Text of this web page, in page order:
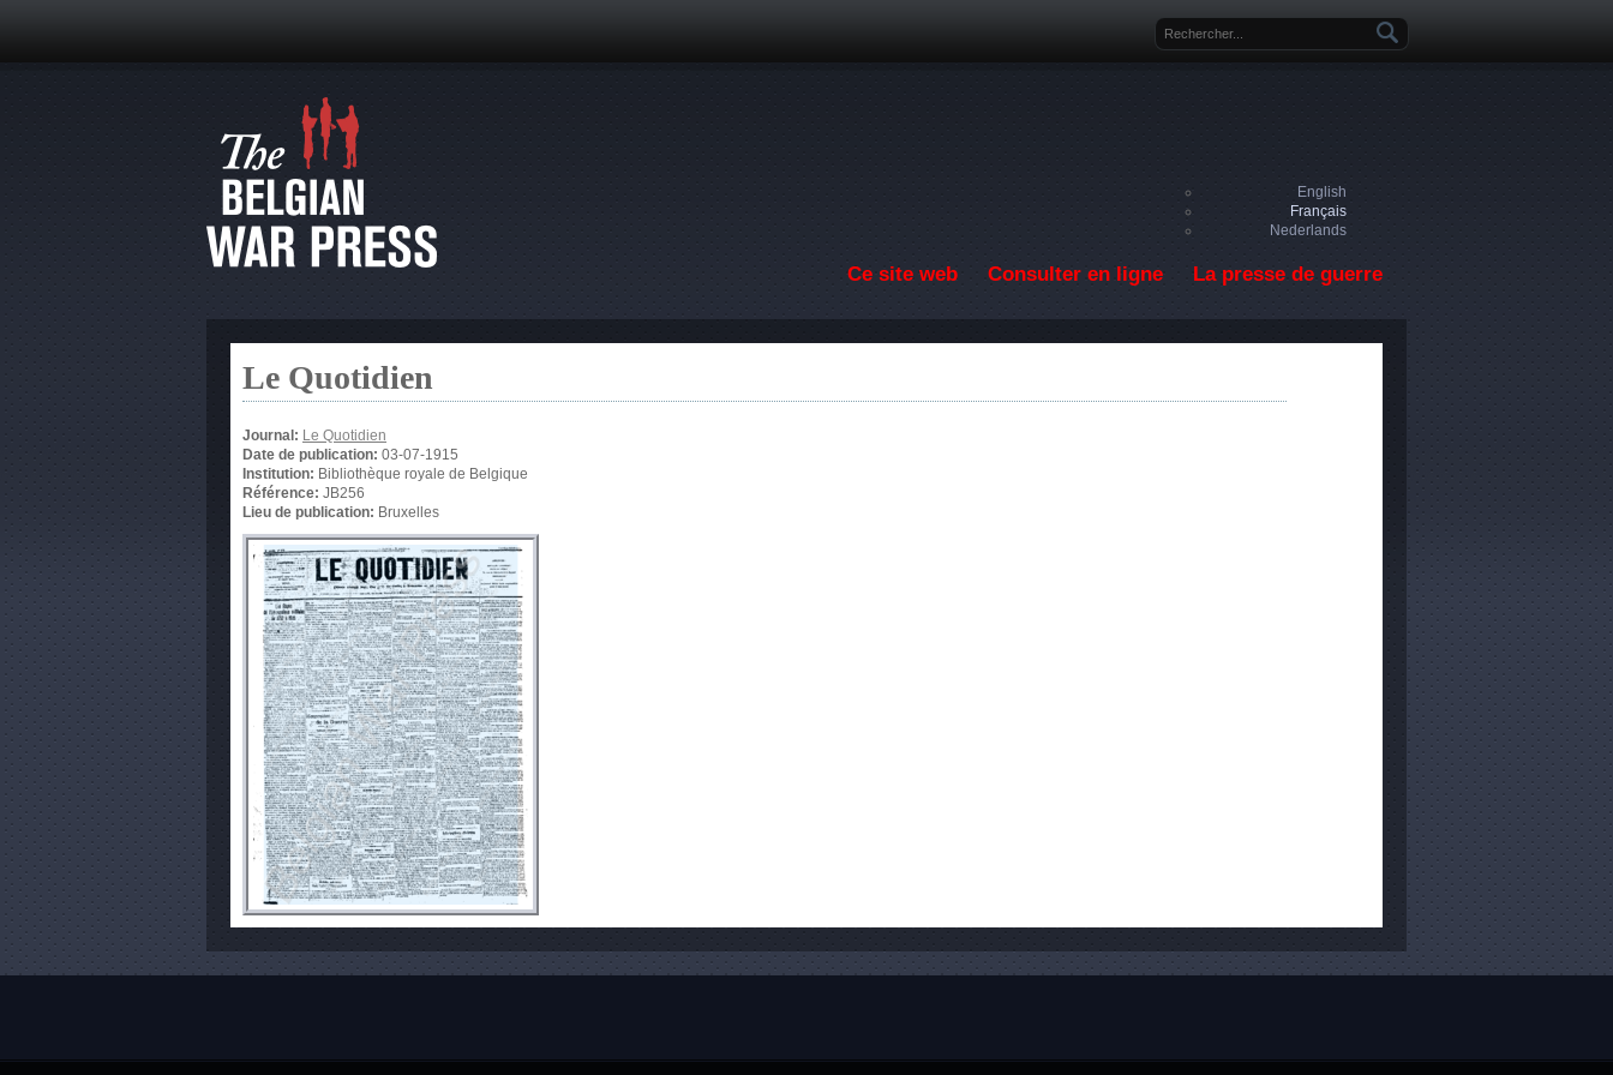
Formulaire de recherche
English
Français
Nederlands
Ce site web Consulter en ligne La presse de guerre
Le Quotidien
Journal: Le Quotidien
Date de publication: 03-07-1915
Institution: Bibliothèque royale de Belgique
Référence: JB256
Lieu de publication: Bruxelles